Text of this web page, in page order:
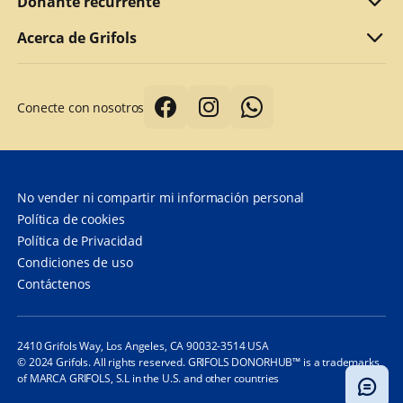
Por qué ofrecemos una retribución
¿Qué documentos debe presentar?
Recomendaciones para una mejor donación
La seguridad del donante es lo más importante
¿Con qué frecuencia puedo donar plasma?
Preguntas frecuentes
Refer a friend
DonorHub™
Specialty plasma programs
Acerca de Grifols
Corporate Affairs
Grifols
Conecte con nosotros
No vender ni compartir mi información personal
Política de cookies
Política de Privacidad
Condiciones de uso
Contáctenos
2410 Grifols Way, Los Angeles, CA 90032-3514 USA
© 2024 Grifols. All rights reserved. GRIFOLS DONORHUB™ is a trademarks
of MARCA GRIFOLS, S.L in the U.S. and other countries